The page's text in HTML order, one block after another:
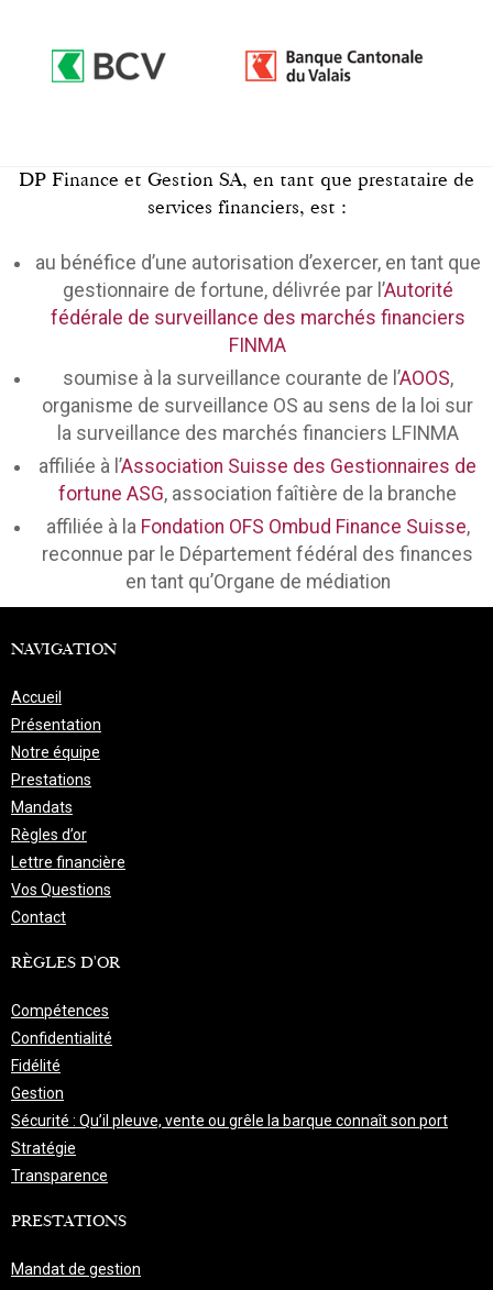
DP Finance et Gestion SA, en tant que prestataire de
services financiers, est :
au bénéfice d’une autorisation d’exercer, en tant que
gestionnaire de fortune, délivrée par l’Autorité
fédérale de surveillance des marchés financiers
FINMA
soumise à la surveillance courante de l’AOOS,
organisme de surveillance OS au sens de la loi sur
la surveillance des marchés financiers LFINMA
affiliée à l’Association Suisse des Gestionnaires de
fortune ASG, association faîtière de la branche
affiliée à la Fondation OFS Ombud Finance Suisse,
reconnue par le Département fédéral des finances
en tant qu’Organe de médiation
NAVIGATION
Accueil
Présentation
Notre équipe
Prestations
Mandats
Règles d’or
Lettre financière
Vos Questions
Contact
RÈGLES D'OR
Compétences
Confidentialité
Fidélité
Gestion
Sécurité : Qu’il pleuve, vente ou grêle la barque connaît son port
Stratégie
Transparence
PRESTATIONS
Mandat de gestion